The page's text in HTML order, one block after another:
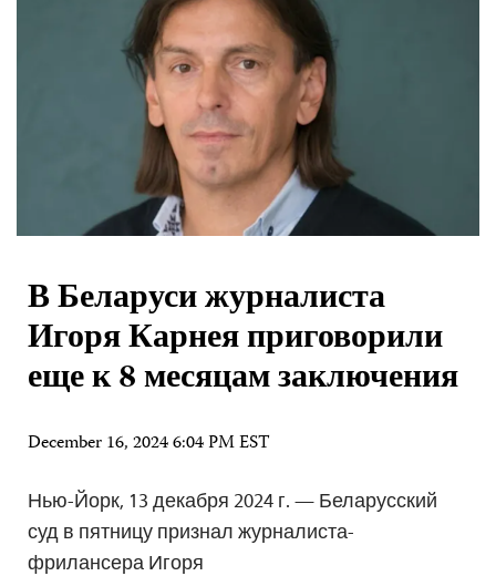
В Беларуси журналиста
Игоря Карнея приговорили
еще к 8 месяцам заключения
December 16, 2024 6:04 PM EST
Нью-Йорк, 13 декабря 2024 г. — Беларусский
суд в пятницу признал журналиста-
фрилансера Игоря